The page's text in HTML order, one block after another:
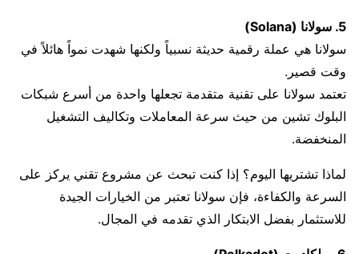
5. سولانا (Solana)
سولانا هي عملة رقمية حديثة نسبياً ولكنها شهدت نمواً هائلاً في
وقت قصير.
تعتمد سولانا على تقنية متقدمة تجعلها واحدة من أسرع شبكات
البلوك تشين من حيث سرعة المعاملات وتكاليف التشغيل
المنخفضة.
لماذا تشتريها اليوم؟ إذا كنت تبحث عن مشروع تقني يركز على
السرعة والكفاءة، فإن سولانا تعتبر من الخيارات الجيدة
للاستثمار بفضل الابتكار الذي تقدمه في المجال.